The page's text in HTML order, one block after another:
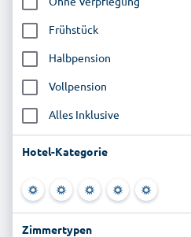
Frühstück
Halbpension
Vollpension
Alles Inklusive
Hotel-Kategorie
Zimmertypen